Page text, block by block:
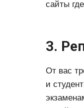
сайты
3.
От вас
и